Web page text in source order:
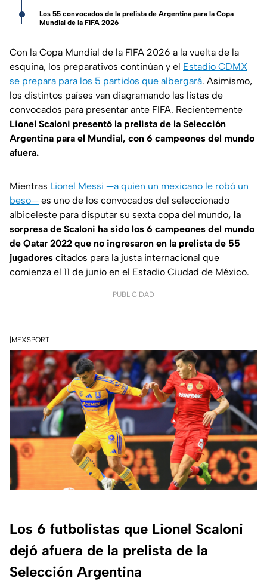
Los 55 convocados de la prelista de Argentina para la Copa
Mundial de la FIFA 2026
Con la Copa Mundial de la FIFA 2026 a la vuelta de la
esquina, los preparativos continúan y el Estadio CDMX
se prepara para los 5 partidos que albergará. Asimismo,
los distintos países van diagramando las listas de
convocados para presentar ante FIFA. Recientemente
Lionel Scaloni presentó la prelista de la Selección
Argentina para el Mundial, con 6 campeones del mundo
afuera.
Mientras Lionel Messi —a quien un mexicano le robó un
beso— es uno de los convocados del seleccionado
albiceleste para disputar su sexta copa del mundo, la
sorpresa de Scaloni ha sido los 6 campeones del mundo
de Qatar 2022 que no ingresaron en la prelista de 55
jugadores citados para la justa internacional que
comienza el 11 de junio en el Estadio Ciudad de México.
PUBLICIDAD
|MEXSPORT
Los 6 futbolistas que Lionel Scaloni
dejó afuera de la prelista de la
Selección Argentina